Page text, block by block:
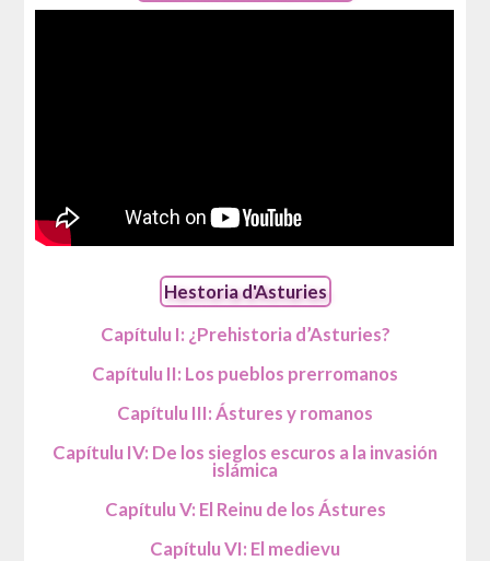
Hestoria d'Asturies
Capítulu I: ¿Prehistoria d’Asturies?
Capítulu II: Los pueblos prerromanos
Capítulu III: Ástures y romanos
Capítulu IV: De los sieglos escuros a la invasión
islámica
Capítulu V: El Reinu de los Ástures
Capítulu VI: El medievu